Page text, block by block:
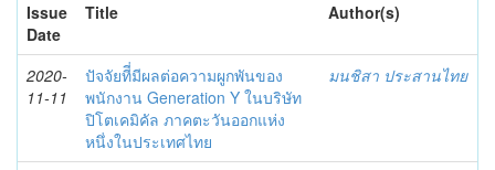
Issue
Date
Title Author(s)
2020-
11-11
ปัจจัยทีี่มีผลต่อความผูกพันของ
พนักงาน Generation Y ในบริษัท
ปิโตเคมิคัล ภาคตะวันออกแห่ง
หนึ่งในประเทศไทย
มนชิสา ประสานไทย